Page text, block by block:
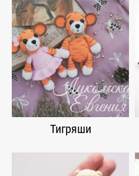
Тигряши